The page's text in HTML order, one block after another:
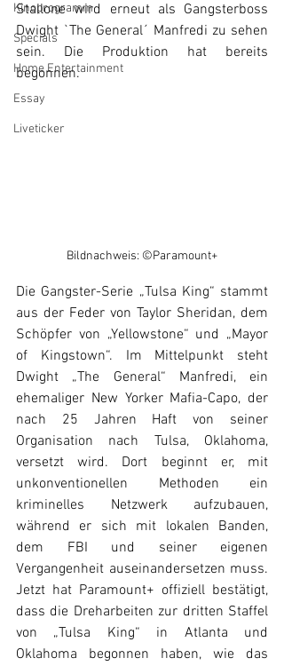
Kinoprogramm
Specials
Home Entertainment
Essay
Liveticker
Stallone wird erneut als Gangsterboss
Dwight `The General´ Manfredi zu sehen
sein. Die Produktion hat bereits
begonnen.
Bildnachweis: ©Paramount+
Die Gangster-Serie „Tulsa King“ stammt
aus der Feder von Taylor Sheridan, dem
Schöpfer von „Yellowstone“ und „Mayor
of Kingstown“. Im Mittelpunkt steht
Dwight „The General“ Manfredi, ein
ehemaliger New Yorker Mafia-Capo, der
nach 25 Jahren Haft von seiner
Organisation nach Tulsa, Oklahoma,
versetzt wird. Dort beginnt er, mit
unkonventionellen Methoden ein
kriminelles Netzwerk aufzubauen,
während er sich mit lokalen Banden,
dem FBI und seiner eigenen
Vergangenheit auseinandersetzen muss.
Jetzt hat Paramount+ offiziell bestätigt,
dass die Dreharbeiten zur dritten Staffel
von „Tulsa King“ in Atlanta und
Oklahoma begonnen haben, wie das